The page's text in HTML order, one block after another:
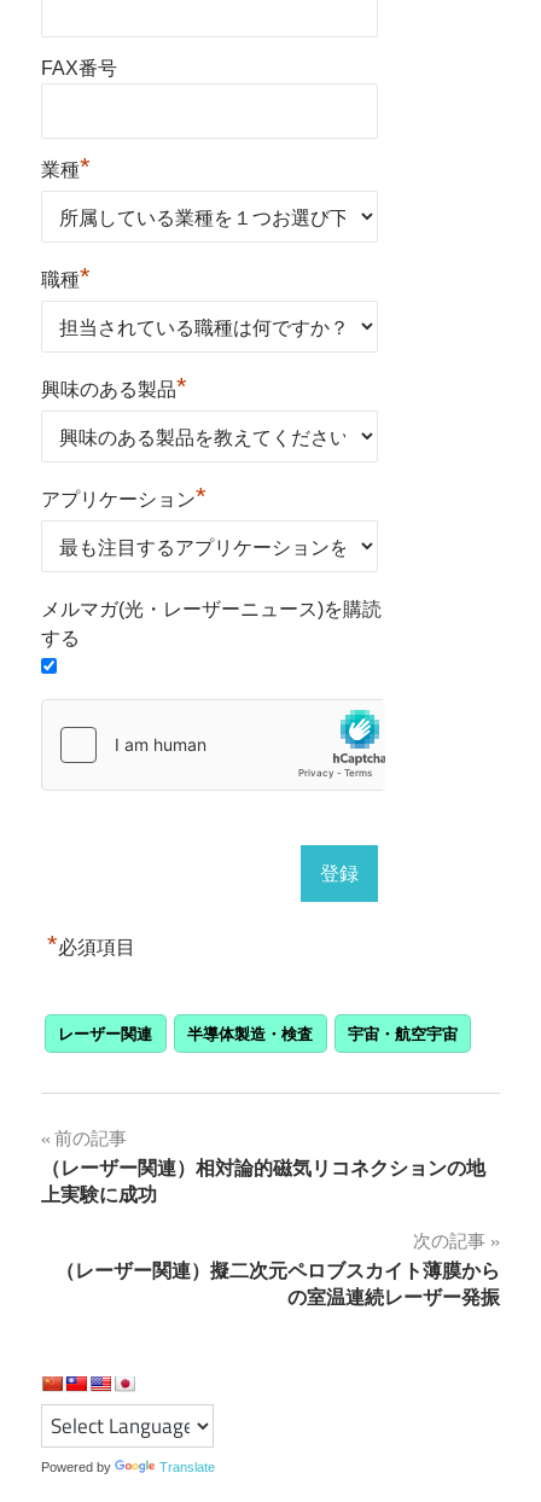
FAX番号
業種*
職種*
興味のある製品*
アプリケーション*
メルマガ(光・レーザーニュース)を購読
する
*必須項目
レーザー関連 半導体製造・検査 宇宙・航空宇宙
投
稿
ビ
ー
シ
ョ
前の記事
（レーザー関連）相対論的磁気リコネクションの地
上実験に成功
次の記事
（レーザー関連）擬二次元ペロブスカイト薄膜から
の室温連続レーザー発振
Powered by Translate